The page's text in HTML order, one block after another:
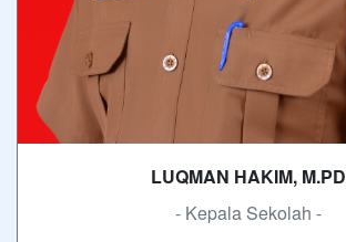
LUQMAN HAKIM, M.PD
- Kepala Sekolah -